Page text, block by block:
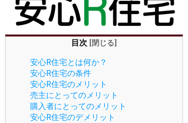
目次 [閉じる]
安心R住宅とは何か？
安心R住宅の条件
安心R住宅のメリット
売主にとってのメリット
購入者にとってのメリット
安心R住宅のデメリット